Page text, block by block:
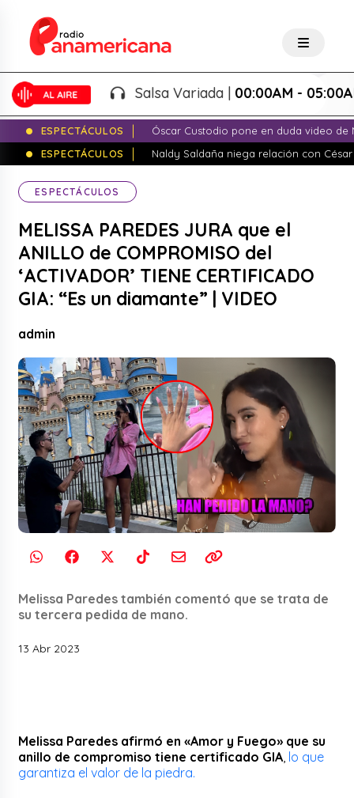
Salsa Variada |00:00AM - 05:00AM
ESPECTÁCULOS
Óscar Custodio pone en duda video de
ESPECTÁCULOS
Naldy Saldaña niega relación con
ESPECTÁCULOS
MELISSA PAREDES JURA que el
ANILLO de COMPROMISO del
‘ACTIVADOR’ TIENE CERTIFICADO
GIA: “Es un diamante” | VIDEO
admin
Melissa Paredes también comentó que se trata de
su tercera pedida de mano.
13 Abr 2023
Melissa Paredes afirmó en «Amor y Fuego» que su
anillo de compromiso tiene certificado GIA lo que
garantiza el valor de la piedra.